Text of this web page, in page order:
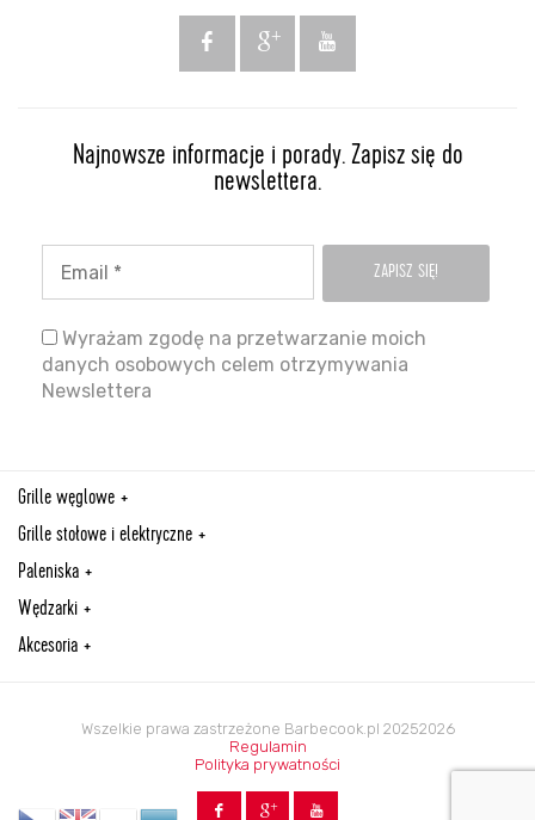
Najnowsze informacje i porady. Zapisz się do
newslettera.
Wyrażam zgodę na przetwarzanie moich
danych osobowych celem otrzymywania
Newslettera
Grille węglowe
Grille stołowe i elektryczne
Paleniska
Wędzarki
Akcesoria
Wszelkie prawa zastrzeżone Barbecook.pl 20252026
Regulamin
Polityka prywatności